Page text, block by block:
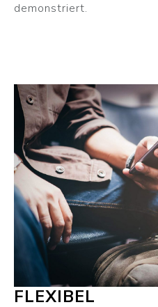
demonstriert.
FLEXIBEL